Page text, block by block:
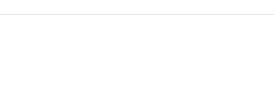
Sijonai
Palaidinės ir tunikos